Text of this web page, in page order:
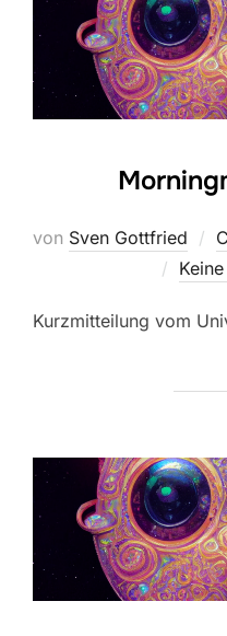
von Sven Gottfried
Kurzmitteilung vom